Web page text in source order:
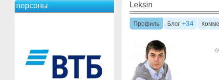
персоны Leksin
Профиль Блог +34